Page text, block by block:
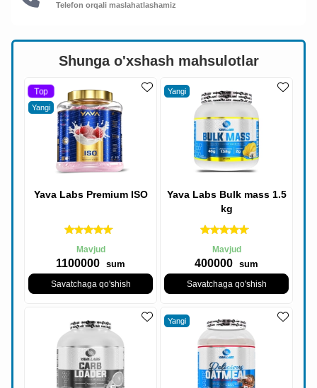
Telefon orqali maslahatlashamiz
Shunga o'xshash mahsulotlar
Top
Yangi
Yava Labs Premium ISO
Mavjud
1100000 sum
Savatchaga qo'shish
Yangi
Yava Labs Bulk mass 1.5
kg
Mavjud
400000 sum
Savatchaga qo'shish
Yangi